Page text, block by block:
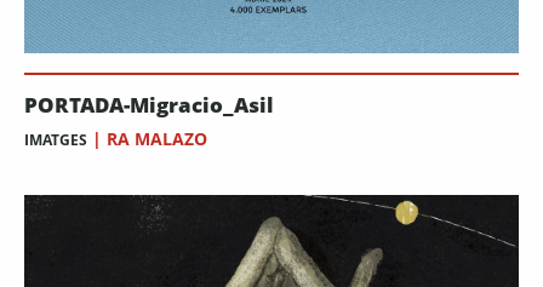
PORTADA-Migracio_Asil
IMATGES | RA MALAZO